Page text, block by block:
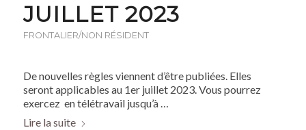
JUILLET 2023
FRONTALIER/NON RÉSIDENT
De nouvelles règles viennent d’être publiées. Elles
seront applicables au 1er juillet 2023. Vous pourrez
exercez en télétravail jusqu’à …
Lire la suite